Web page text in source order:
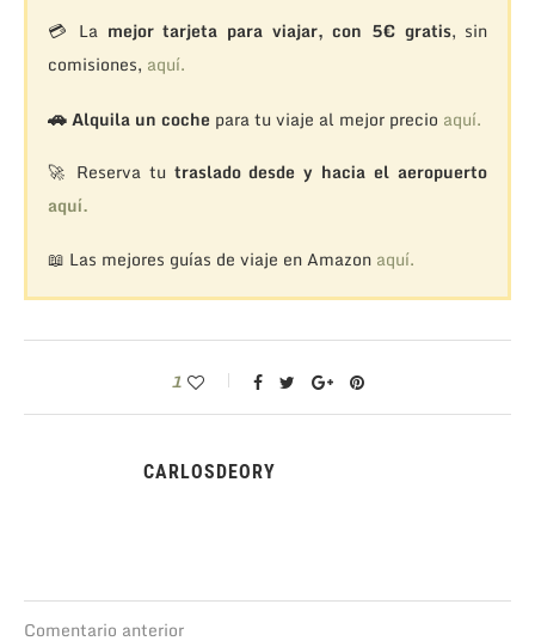
💳 La mejor tarjeta para viajar, con 5€ gratis, sin
comisiones, aquí.
🚗Alquila un coche para tu viaje al mejor precio aquí.
🚀 Reserva tu traslado desde y hacia el aeropuerto
aquí.
📖 Las mejores guías de viaje en Amazon aquí.
1
CARLOSDEORY
Comentario anterior